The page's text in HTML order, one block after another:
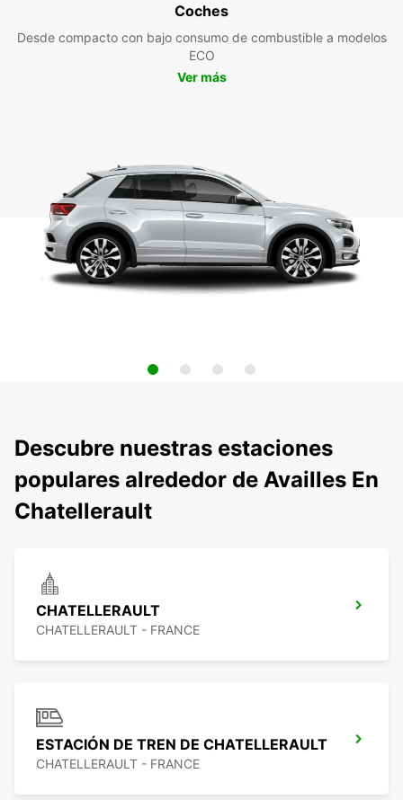
Coches
Desde compacto con bajo consumo de combustible a modelos
ECO
Ver más
Descubre nuestras estaciones
populares alrededor de Availles En
Chatellerault
CHATELLERAULT
CHATELLERAULT - FRANCE
ESTACIÓN DE TREN DE CHATELLERAULT
CHATELLERAULT - FRANCE